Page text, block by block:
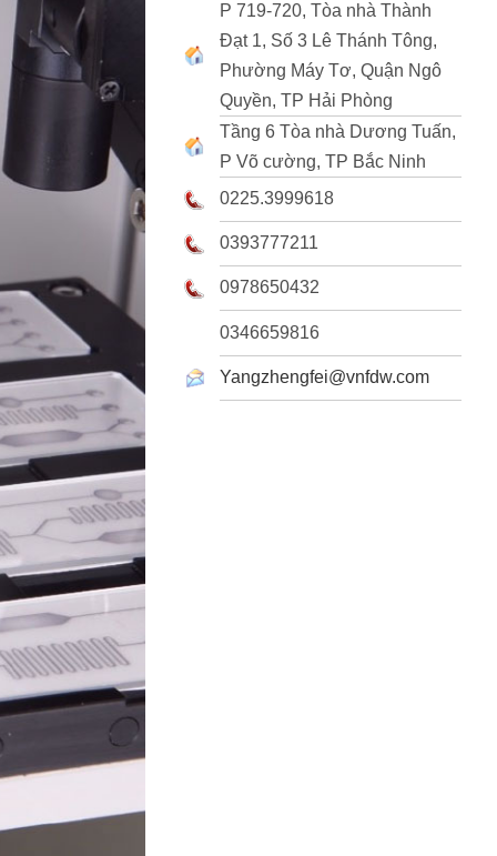
P 719-720, Tòa nhà Thành
Đạt 1, Số 3 Lê Thánh Tông,
Phường Máy Tơ, Quận Ngô
Quyền, TP Hải Phòng
Tầng 6 Tòa nhà Dương Tuấn,
P Võ cường, TP Bắc Ninh
0225.3999618
0393777211
0978650432
0346659816
Yangzhengfei@vnfdw.com